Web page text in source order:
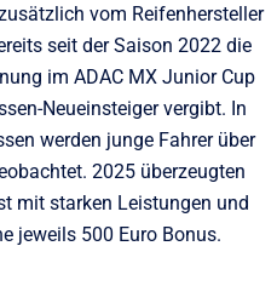
vom Reifenhersteller
seit der Saison 2022 die
im ADAC MX Junior Cup
Neueinsteiger vergibt. In
werden junge Fahrer über
2025 überzeugten
mit starken Leistungen und
jeweils 500 Euro Bonus.